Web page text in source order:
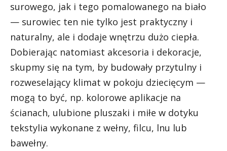
surowego, jak i tego pomalowanego na biało
— surowiec ten nie tylko jest praktyczny i
naturalny, ale i dodaje wnętrzu dużo ciepła.
Dobierając natomiast akcesoria i dekoracje,
skupmy się na tym, by budowały przytulny i
rozweselający klimat w pokoju dziecięcym —
mogą to być, np. kolorowe aplikacje na
ścianach, ulubione pluszaki i miłe w dotyku
tekstylia wykonane z wełny, filcu, lnu lub
bawełny.